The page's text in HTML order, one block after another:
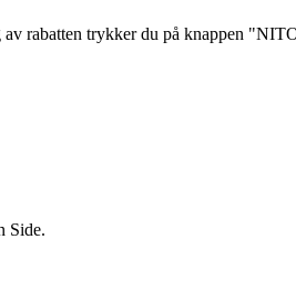
rabatten trykker du på knappen
Side.